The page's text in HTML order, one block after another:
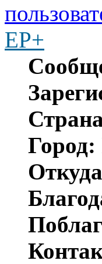
EP+
Город: